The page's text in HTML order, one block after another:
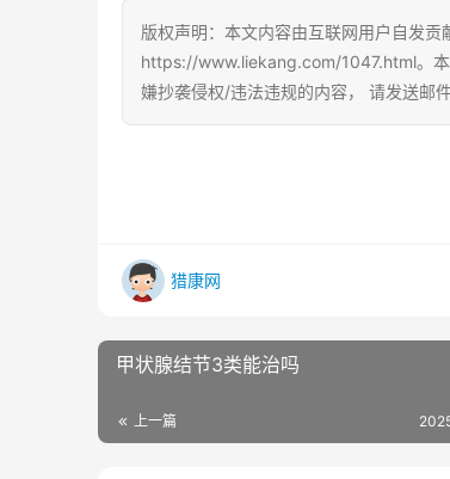
版权声明：本文内容由互联网用户自发贡
https://www.liekang.com/1047.html。本
嫌抄袭侵权/违法违规的内容， 请发送邮
猎康网
甲状腺结节3类能治吗
上一篇